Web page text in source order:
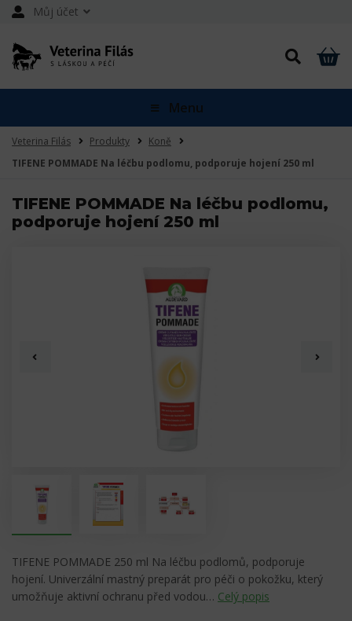
Můj účet
Menu
Veterina Filás Produkty
Koně
TIFENE POMMADE Na léčbu podlomu, podporuje hojení 250 ml
TIFENE POMMADE Na léčbu podlomu,
podporuje hojení 250 ml
TIFENE POMMADE 250 ml Na léčbu podlomů, podporuje
hojení. Univerzální mastný preparát pro péči o pokožku, který
umožňuje aktivní ochranu před vodou… Celý popis